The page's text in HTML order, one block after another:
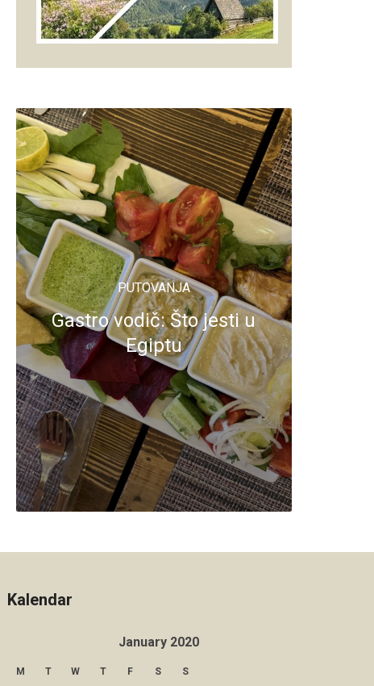
PUTOVANJA
Gastro vodič: Što jesti u
Egiptu
Kalendar
January 2020
M T W T F S S